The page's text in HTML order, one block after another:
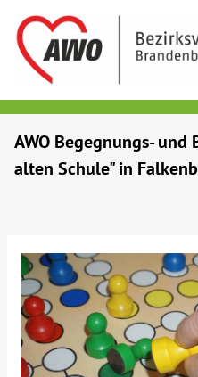
Senioren
Beratung & Hilfe
Begegnung
AWO Begegnungs-
alten Schule" in